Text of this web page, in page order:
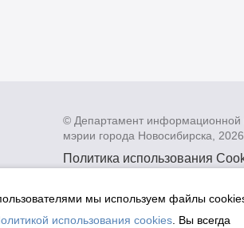
© Департамент информационной
мэрии города Новосибирска, 2026
Политика использования
данных в информационных
мэрии города Новосибирска
мы используем файлы
использования cookies . Вы всегда